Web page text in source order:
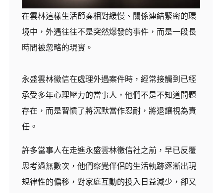
在雲林這樣生活節奏相對緩慢、關係連結緊密的環
境中，外遇往往不是突然爆發的事件，而是一段長
時間被忽略的現實。
永盛雲林徵信在處理外遇案件時，經常接觸到已經
承受多年心理壓力的當事人，他們不是不知道問題
存在，而是習慣了將沉默當作忍耐，將退讓視為責
任。
許多當事人在走進永盛雲林徵信社之前，早已反覆
思考過無數次，他們察覺伴侶的生活軌跡逐漸出現
規律性的偏移，對家庭互動的投入日益減少，卻又